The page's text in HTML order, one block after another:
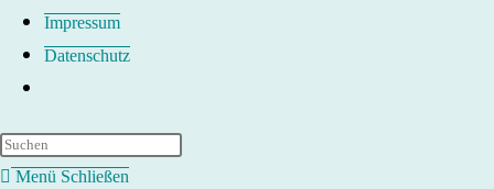
Impressum
Datenschutz
umschalten
Menü Schließen